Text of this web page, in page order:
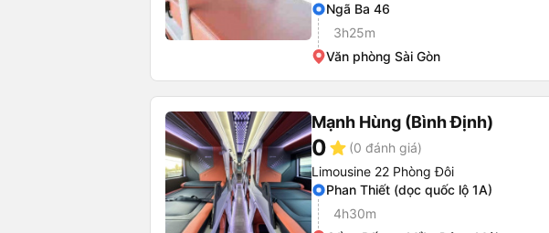
Ngã Ba 46
3h25m
Văn phòng Sài Gòn
Mạnh Hùng (Bình Định)
0star (0 đánh giá)
Limousine 22 Phòng Đôi
Phan Thiết (dọc quốc lộ 1A)
4h30m